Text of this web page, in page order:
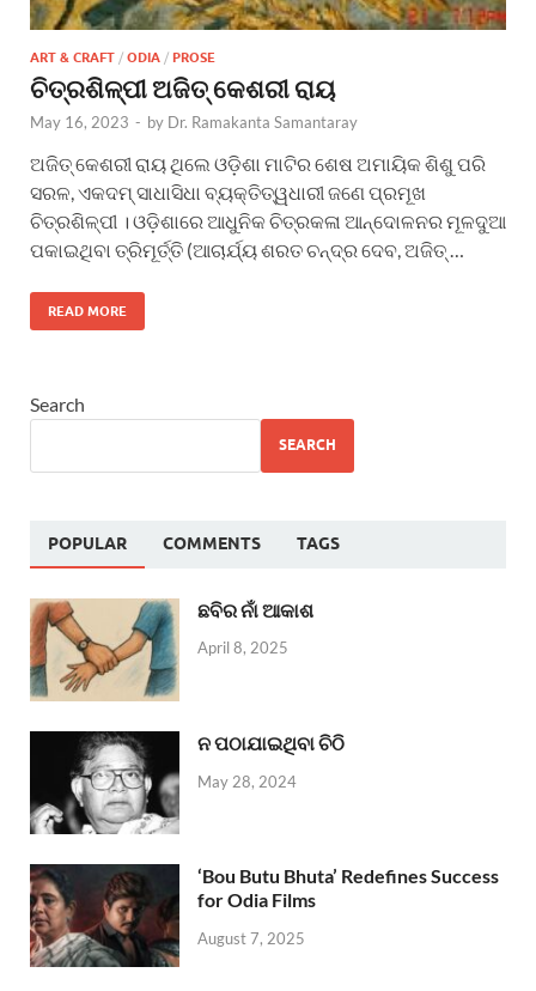
ART & CRAFT / ODIA / PROSE
ଚିତ୍ରଶିଳ୍ପୀ ଅଜିତ୍ କେଶରୀ ରାୟ
May 16, 2023 - by Dr. Ramakanta Samantaray
ଅଜିତ୍ କେଶରୀ ରାୟ ଥିଲେ ଓଡ଼ିଶା ମାଟିର ଶେଷ ଅମାୟିକ ଶିଶୁ ପରି
ସରଳ, ଏକଦମ୍ ସାଧାସିଧା ବ୍ୟକ୍ତିତ୍ୱଧାରୀ ଜଣେ ପ୍ରମୂଖ
ଚିତ୍ରଶିଳ୍ପୀ । ଓଡ଼ିଶାରେ ଆଧୁନିକ ଚିତ୍ରକଳା ଆନ୍ଦୋଳନର ମୂଳଦୁଆ
ପକାଇଥିବା ତ୍ରିମୂର୍ତ୍ତି (ଆଚାର୍ଯ୍ୟ ଶରତ ଚନ୍ଦ୍ର ଦେବ, ଅଜିତ୍ …
READ MORE
Search
SEARCH
POPULAR COMMENTS TAGS
ଛବିର ନାଁ ଆକାଶ
April 8, 2025
ନ ପଠାଯାଇଥିବା ଚିଠି
May 28, 2024
‘Bou Butu Bhuta’ Redefines Success
for Odia Films
August 7, 2025